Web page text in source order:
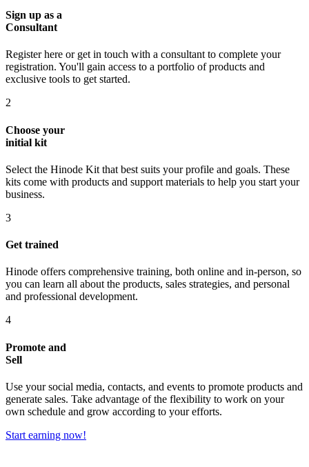
Sign up as a
Consultant
Register here or get in touch with a consultant to complete your
registration. You'll gain access to a portfolio of products and
exclusive tools to get started.
2
Choose your
initial kit
Select the Hinode Kit that best suits your profile and goals. These
kits come with products and support materials to help you start your
business.
3
Get trained
Hinode offers comprehensive training, both online and in-person, so
you can learn all about the products, sales strategies, and personal
and professional development.
4
Promote and
Sell
Use your social media, contacts, and events to promote products and
generate sales. Take advantage of the flexibility to work on your
own schedule and grow according to your efforts.
Start earning now!